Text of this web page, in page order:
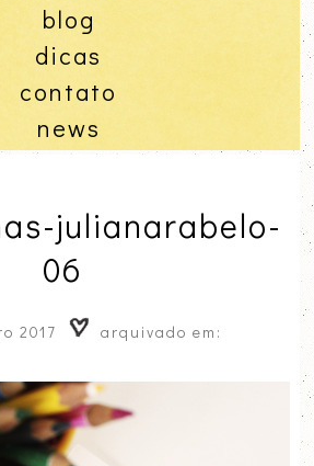
blog
dicas
contato
news
julianarabelo-
06
2017 arquivado em: